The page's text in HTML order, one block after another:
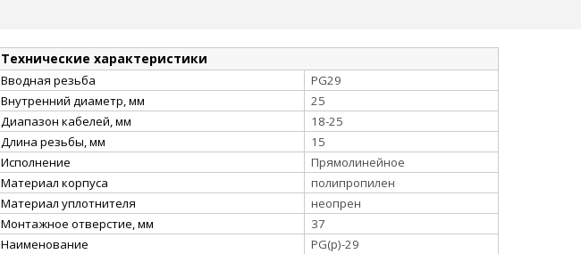
Технические характеристики
Вводная резьба
PG29
Внутренний диаметр, мм
25
Диапазон кабелей, мм
18-25
Длина резьбы, мм
15
Исполнение
Прямолинейное
Материал корпуса
полипропилен
Материал уплотнителя
неопрен
Монтажное отверстие, мм
37
Наименование
PG(p)-29